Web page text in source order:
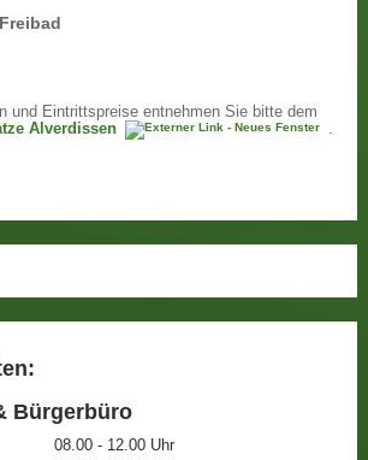
und Eintrittspreise entnehmen Sie bitte dem
Alverdissen .
Bürgerbüro
08.00 - 12.00 Uhr